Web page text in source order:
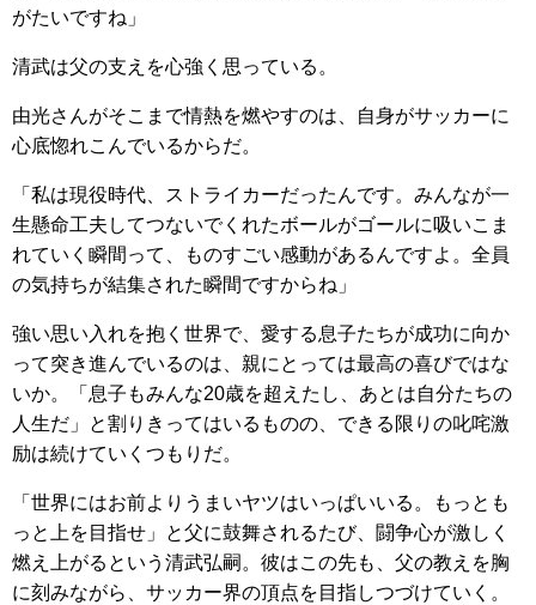
がたいですね」
清武は父の支えを心強く思っている。
由光さんがそこまで情熱を燃やすのは、自身がサッカーに
心底惚れこんでいるからだ。
「私は現役時代、ストライカーだったんです。みんなが一
生懸命工夫してつないでくれたボールがゴールに吸いこま
れていく瞬間って、ものすごい感動があるんですよ。全員
の気持ちが結集された瞬間ですからね」
強い思い入れを抱く世界で、愛する息子たちが成功に向か
って突き進んでいるのは、親にとっては最高の喜びではな
いか。「息子もみんな20歳を超えたし、あとは自分たちの
人生だ」と割りきってはいるものの、できる限りの叱咤激
励は続けていくつもりだ。
「世界にはお前よりうまいヤツはいっぱいいる。もっとも
っと上を目指せ」と父に鼓舞されるたび、闘争心が激しく
燃え上がるという清武弘嗣。彼はこの先も、父の教えを胸
に刻みながら、サッカー界の頂点を目指しつづけていく。